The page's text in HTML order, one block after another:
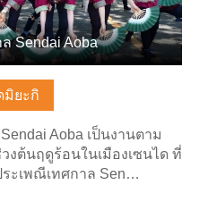
มิยะกิ
Aoba เป็นงานตาม
งต้นฤดูร้อนในเมืองเซนได ที่
ะเพณีเทศกาล Sen…
Sendai Aoba